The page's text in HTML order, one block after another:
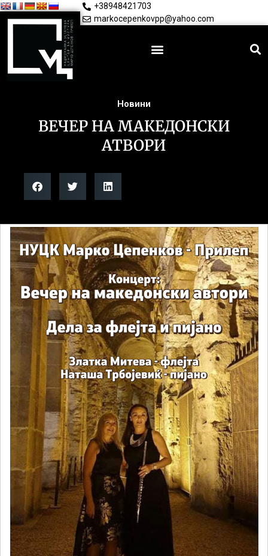
+38948421703
markocepenkovpp@yahoo.com
Новини
ВЕЧЕР НА МАКЕДОНСКИ
АТВОРИ